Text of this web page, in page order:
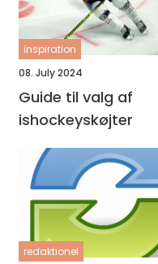
inspiration
08. July 2024
Guide til valg af
ishockeyskøjter
redaktionel